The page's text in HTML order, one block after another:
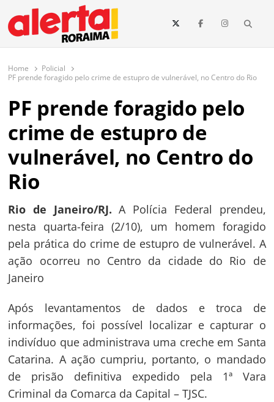
conteúdo
O maior portal de notícias de Roraima
O Alerta Roraima é seu portal de notícias completo sobre política,
e todo o estado de Roraima. Fique sempre informado com
atualizações em tempo real!
Home
Policial
PF prende foragido pelo crime de estupro de vulnerável, no Centro do Rio
PF prende foragido pelo
crime de estupro de
vulnerável, no Centro do
Rio
Rio de Janeiro/RJ. A Polícia Federal prendeu,
nesta quarta-feira (2/10), um homem foragido
pela prática do crime de estupro de vulnerável. A
ação ocorreu no Centro da cidade do Rio de
Janeiro
Após levantamentos de dados e troca de
informações, foi possível localizar e capturar o
indivíduo que administrava uma creche em Santa
Catarina. A ação cumpriu, portanto, o mandado
de prisão definitiva expedido pela 1ª Vara
Criminal da Comarca da Capital – TJSC.